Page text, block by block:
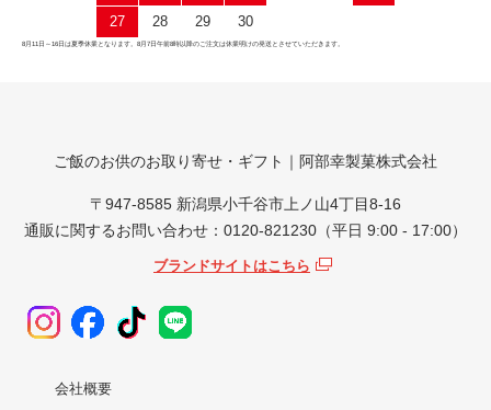
27
28 29 30
8月11日～16日は夏季休業となります。8月7日午前8時以降のご注文は休業明けの発送とさせていただきます。
ご飯のお供のお取り寄せ・ギフト｜阿部幸製菓株式会社
〒947-8585 新潟県小千谷市上ノ山4丁目8-16
通販に関するお問い合わせ：0120-821230（平日 9:00 - 17:00）
ブランドサイトはこちら
会社概要